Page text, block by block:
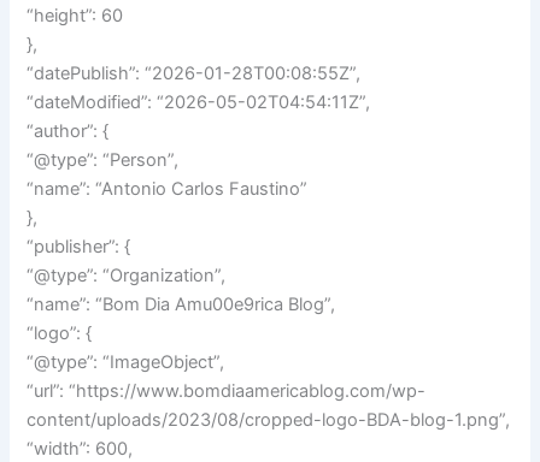
“height”: 60
},
“datePublish”: “2026-01-28T00:08:55Z”,
“dateModified”: “2026-05-02T04:54:11Z”,
“author”: {
“@type”: “Person”,
“name”: “Antonio Carlos Faustino”
},
“publisher”: {
“@type”: “Organization”,
“name”: “Bom Dia Amu00e9rica Blog”,
“logo”: {
“@type”: “ImageObject”,
“url”: “https://www.bomdiaamericablog.com/wp-
content/uploads/2023/08/cropped-logo-BDA-blog-1.png”,
“width”: 600,